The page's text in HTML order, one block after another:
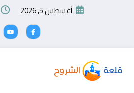
أغسطس 5, 2026